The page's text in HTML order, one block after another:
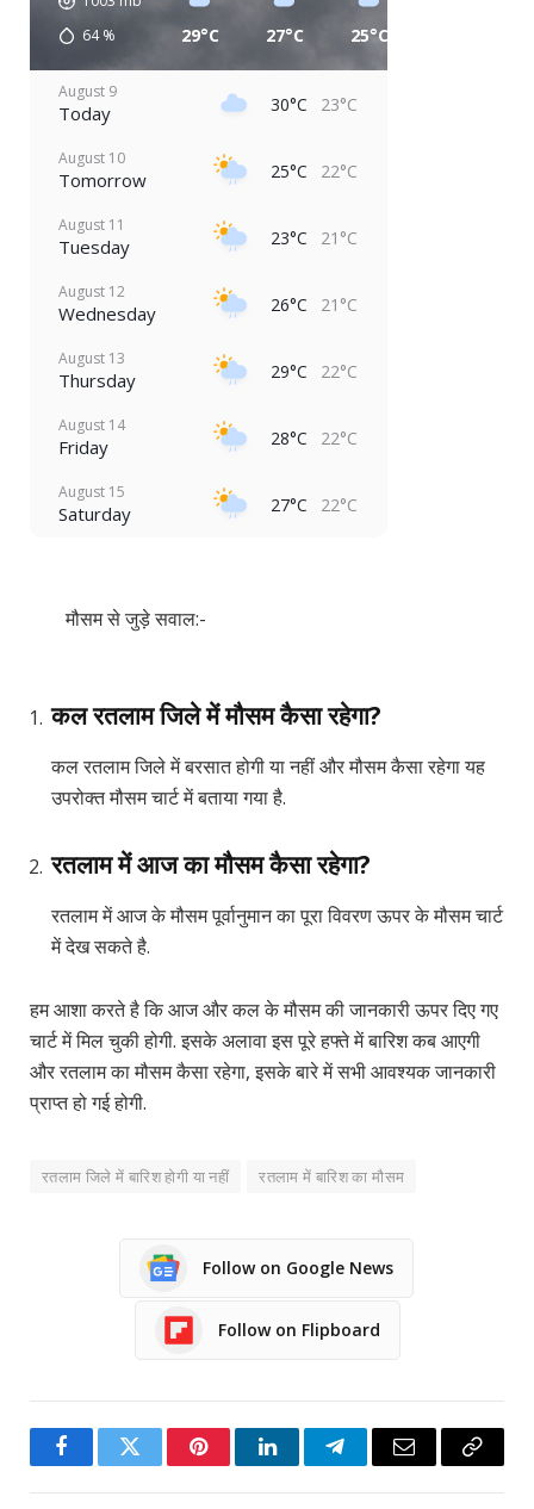
64% 29°C 27°C 25°C
August 9
Today 30°C 23°C
August 10
Tomorrow 25°C 22°C
August 11
Tuesday 23°C 21°C
August 12
Wednesday 26°C 21°C
August 13
Thursday 29°C 22°C
August 14
Friday 28°C 22°C
August 15
Saturday 27°C 22°C
मौसम से जुड़े सवाल:-
कल रतलाम जिले में मौसम कैसा रहेगा?
कल रतलाम जिले में बरसात होगी या नहीं और मौसम कैसा रहेगा यह
उपरोक्त मौसम चार्ट में बताया गया है.
रतलाम में आज का मौसम कैसा रहेगा?
रतलाम में आज के मौसम पूर्वानुमान का पूरा विवरण ऊपर के मौसम चार्ट
में देख सकते है.
हम आशा करते है कि आज और कल के मौसम की जानकारी ऊपर दिए गए
चार्ट में मिल चुकी होगी. इसके अलावा इस पूरे हफ्ते में बारिश कब आएगी
और रतलाम का मौसम कैसा रहेगा, इसके बारे में सभी आवश्यक जानकारी
प्राप्त हो गई होगी.
रतलाम जिले में बारिश होगी या नहीं रतलाम में बारिश का मौसम
Follow on Google News
Follow on Flipboard
FacebookTwitter PinterestLinkedInTelegramEmail
Copy